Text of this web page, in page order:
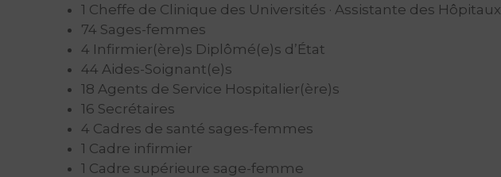
1 Cheffe de Clinique des Universités · Assistante des Hôpitaux
74 Sages-femmes
4 Infirmier(ère)s Diplômé(e)s d’État
44 Aides-Soignant(e)s
18 Agents de Service Hospitalier(ère)s
16 Secrétaires
4 Cadres de santé sages-femmes
1 Cadre infirmier
1 Cadre supérieure sage-femme